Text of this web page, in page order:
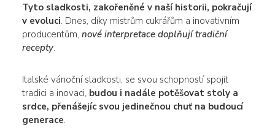
Tyto sladkosti, zakořeněné v naší historii, pokračují
v evoluci. Dnes, díky mistrům cukrářům a inovativním
producentům, nové interpretace doplňují tradiční
recepty.
Italské vánoční sladkosti, se svou schopností spojit
tradici a inovaci, budou i nadále potěšovat stoly a
srdce, přenášejíc svou jedinečnou chuť na budoucí
generace.